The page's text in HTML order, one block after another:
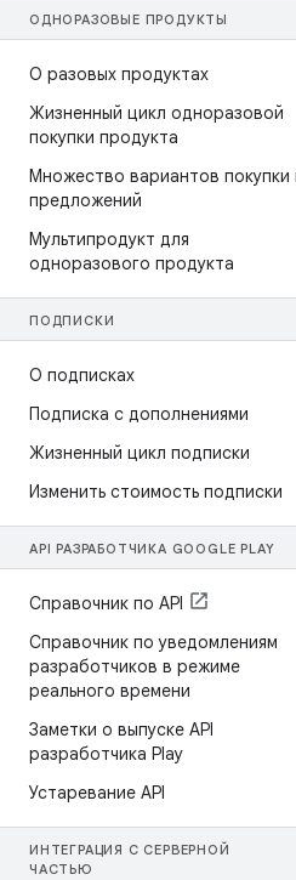
ОДНОРАЗОВЫЕ ПРОДУКТЫ
О разовых продуктах
Жизненный цикл одноразовой
покупки продукта
Множество вариантов покупки
предложений
Мультипродукт для
одноразового продукта
ПОДПИСКИ
О подписках
Подписка с дополнениями
Жизненный цикл подписки
Изменить стоимость подписки
API РАЗРАБОТЧИКА GOOGLE PLAY
Справочник по API
Справочник по уведомлениям
разработчиков в режиме
реального времени
Заметки о выпуске API
разработчика Play
Устаревание API
ИНТЕГРАЦИЯ С СЕРВЕРНОЙ
ЧАСТЬЮ